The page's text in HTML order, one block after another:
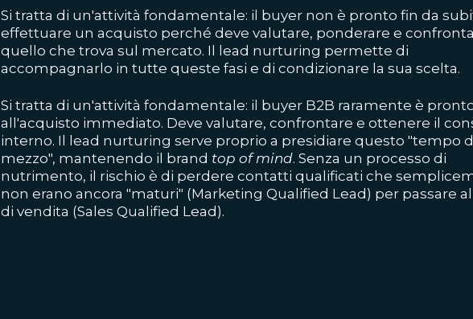
Si tratta di un'attività fondamentale: il buyer non è pronto fin da
effettuare un acquisto perché deve valutare, ponderare e
quello che trova sul mercato. Il lead nurturing permette di
accompagnarlo in tutte queste fasi e di condizionare la sua scelta.
Si tratta di un'attività fondamentale: il buyer B2B raramente è
all'acquisto immediato. Deve valutare, confrontare e ottenere il
interno. Il lead nurturing serve proprio a presidiare questo "tempo
mezzo", mantenendo il brand top of mind. Senza un processo di
nutrimento, il rischio è di perdere contatti qualificati che
non erano ancora "maturi" (Marketing Qualified Lead) per passare
di vendita (Sales Qualified Lead).